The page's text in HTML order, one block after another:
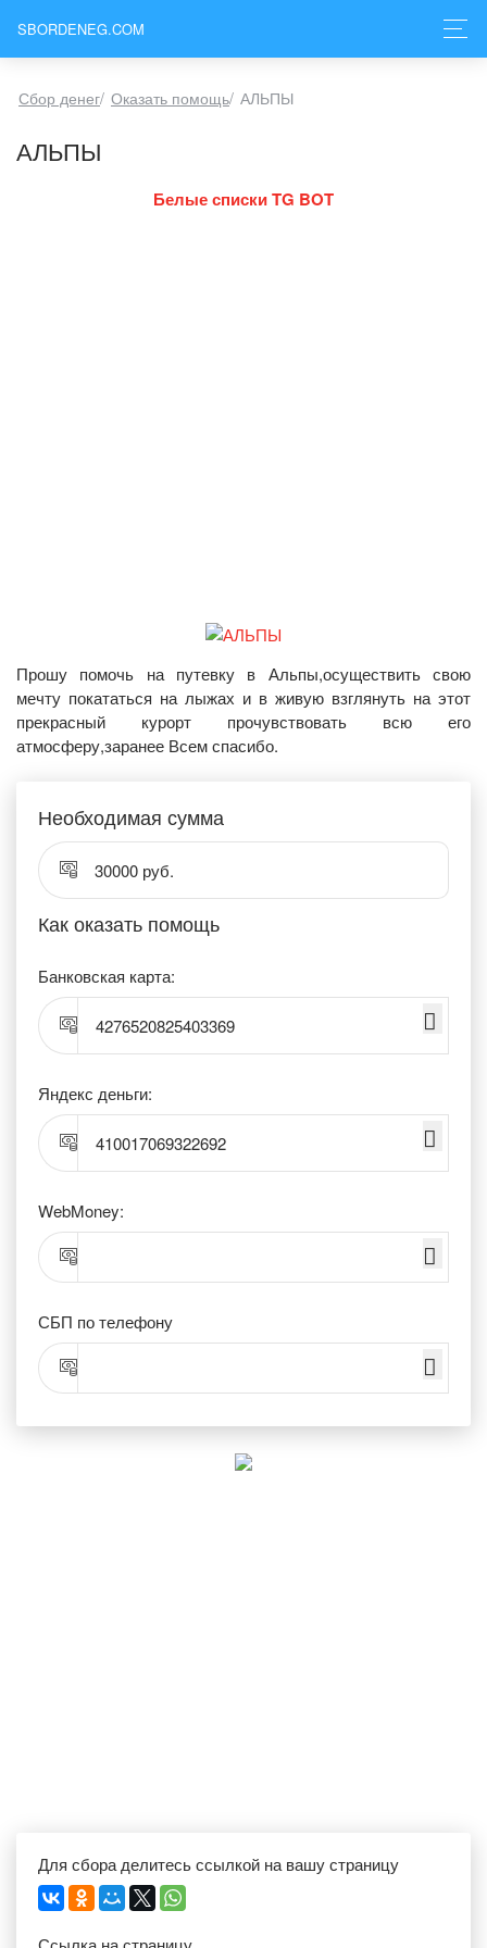
SBORDENEG.COM
Сбор денег/ Оказать помощь/ АЛЬПЫ
АЛЬПЫ
Белые списки TG BOT
Прошу помочь на путевку в Альпы,осуществить свою
мечту покататься на лыжах и в живую взглянуть на этот
прекрасный курорт прочувствовать всю его
атмосферу,заранее Всем спасибо.
Необходимая сумма
30000 руб.
Как оказать помощь
Банковская карта:
4276520825403369
Яндекс деньги:
410017069322692
WebMoney:
СБП по телефону
Для сбора делитесь ссылкой на вашу страницу